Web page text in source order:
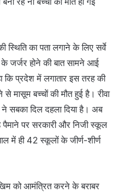
स्थिति का पता लगाने के लिए सर्वे
के जर्जर होने की बात सामने आई
प्रदेश में लगातार इस तरह की
से मासूम बच्चों की मौत हुई है। रीवा
सबका दिल दहला दिया है। अब
पैमाने पर सरकारी और निजी स्कूल
में ही 42 स्कूलों के जीर्ण-शीर्ण
को आमंत्रित करने के बराबर